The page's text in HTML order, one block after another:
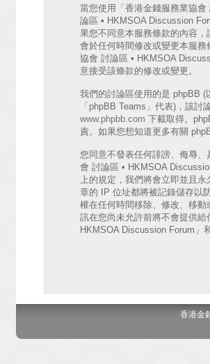
當您使用「香港金錢服務業協
論區 • HKMSOA Discussion
果您不同意本服務條款的內容
會於任何時間修改或變更本服
協會 討論區 • HKMSOA
意接受該條款的修改或變更。
我們的討論區使用的是 phpBB (
「phpBB Teams」代表)，該討
www.phpbb.com 下載取得。
責。如果您想知道更多有關
您同意不發表任何誹謗、侮辱
會 討論區 • HKMSOA
上的規定，我們將會立即並且
章的 IP 位址都將被記錄儲存以
權在任何時間移除、修改、移
訊在您尚未允許前將不會提供
HKMSOA Discussion Forum」
香港金